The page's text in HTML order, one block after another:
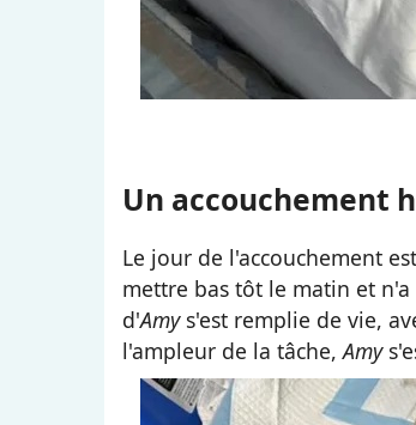
Un accouchement
Le jour de l'accouchement
mettre bas tôt le matin et
d'Amys'est remplie de vie,
l'ampleur de la tâche,Amy